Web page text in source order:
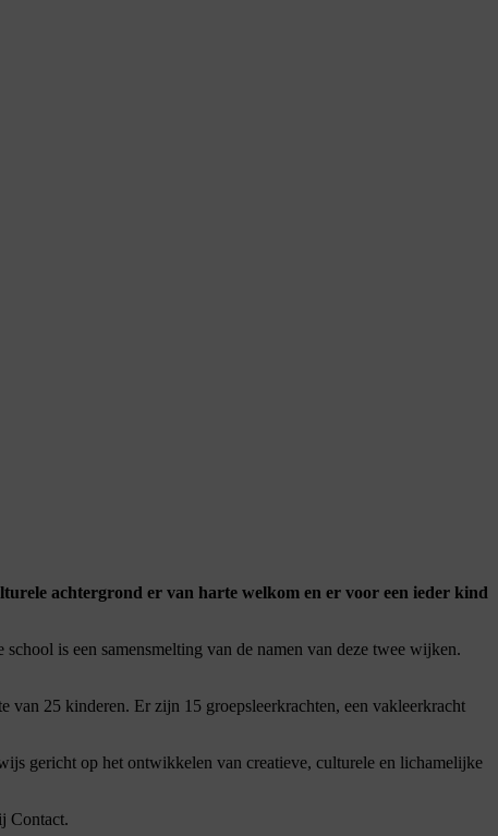
achtergrond er van harte welkom en er voor een ieder kind
is een samensmelting van de namen van deze twee wijken.
van 25 kinderen. Er zijn 15 groepsleerkrachten, een vakleerkracht
gericht op het ontwikkelen van creatieve, culturele en lichamelijke
Contact.